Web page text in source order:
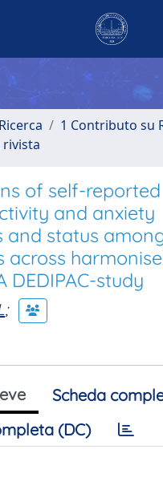
1 Contributo su
rivista
of self-reported
and anxiety
status
across
DEDIPAC-study
;
Scheda
(DC)